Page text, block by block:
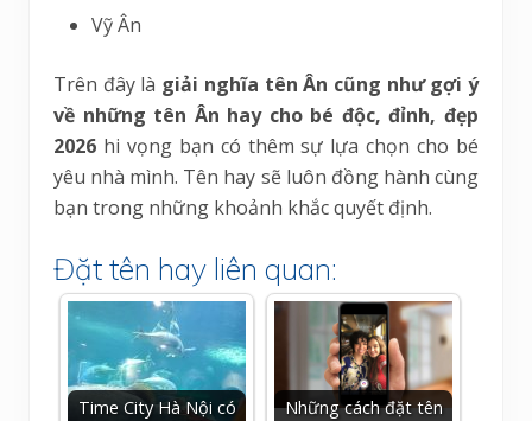
Vỹ Ân
Trên đây là giải nghĩa tên Ân cũng như gợi ý
về những tên Ân hay cho bé độc, đỉnh, đẹp
2026 hi vọng bạn có thêm sự lựa chọn cho bé
yêu nhà mình. Tên hay sẽ luôn đồng hành cùng
bạn trong những khoảnh khắc quyết định.
Đặt tên hay liên quan:
Time City Hà Nội có
Những cách đặt tên